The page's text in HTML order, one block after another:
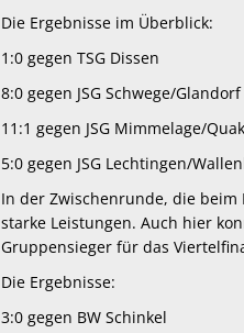
Die Ergebnisse im Überblick:
1:0 gegen TSG Dissen
8:0 gegen JSG Schwege/Glandorf
11:1 gegen JSG Mimmelage/
5:0 gegen JSG Lechtingen/
In der Zwischenrunde, die
starke Leistungen. Auch hier
Gruppensieger für das
Die Ergebnisse:
3:0 gegen BW Schinkel